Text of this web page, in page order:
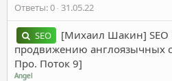
Ответы 0 31.05.22
SEO
[Михаил Шакин]
продвижению англоязычных
Про. Поток 9]
Angel